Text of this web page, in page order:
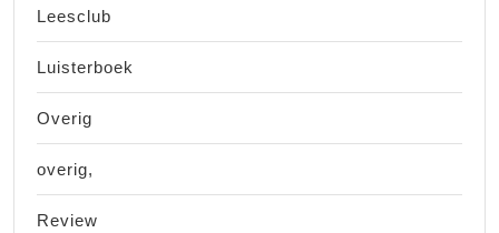
Leesclub
Luisterboek
Overig
overig,
Review